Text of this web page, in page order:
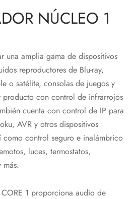
NÚCLEO 1
una amplia gama de dispositivos
reproductores de Blu-ray,
o satélite, consolas de juegos y
producto con control de infrarrojos
cuenta con control de IP para
AVR y otros dispositivos
control seguro e inalámbrico
luces, termostatos,
más.
1 proporciona audio de